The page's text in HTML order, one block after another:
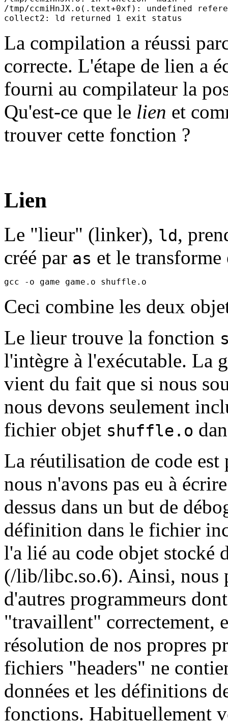
/tmp/ccmiHnJX.o(.text+0xf): undefined
La compilation a réussi
correcte. L'étape de lien a
fourni au compilateur la
Qu'est-ce que le lien et
trouver cette fonction ?
Lien
Le "lieur" (linker), ld,
créé par as et le transforme
Ceci combine les deux
Le lieur trouve la fonction
l'intègre à l'exécutable. La
vient du fait que si nous
nous devons seulement
fichier objet shuffle.o
La réutilisation de code est
nous n'avons pas eu à
dessus dans un but de
définition dans le fichier
l'a lié au code objet stocké
(/lib/libc.so.6). Ainsi, nous
d'autres programmeurs
"travaillent" correctement,
résolution de nos propres
fichiers "headers" ne
données et les définitions
fonctions. Habituellement